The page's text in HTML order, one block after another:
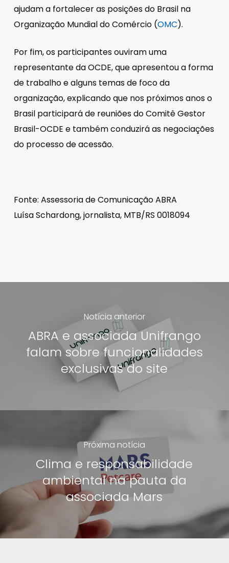
ajudam a fortalecer as posições do Brasil na
Organização Mundial do Comércio (OMC).
Por fim, os participantes ouviram uma
representante da OCDE, que apresentou a forma
de trabalho e alguns temas de foco da
organização, explicando que nos próximos anos o
Brasil participará de reuniões do Comitê Gestor
Brasil-OCDE e também conduzirá as negociações
do processo de acessão.
Fonte: Assessoria de Comunicação ABRA
Luísa Schardong, jornalista, MTB/RS 0018094
Notícia anterior
ABRA e associada Unifrango
falam sobre funcionalidades
exclusivas do site
Próxima notícia
Clima e responsabilidade
ambiental na pauta da
associada Mars